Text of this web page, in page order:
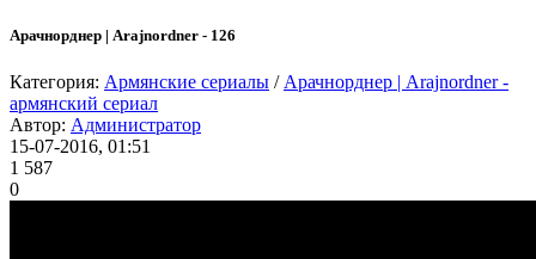
Арачнорднер | Arajnordner - 126
Категория: Армянские сериалы / Арачнорднер | Arajnordner -
армянский сериал
Автор: Администратор
15-07-2016, 01:51
1 587
0